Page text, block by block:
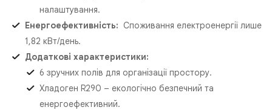
налаштування.
Енергоефективність: Споживання електроенергії лише
1,82 кВт/день.
Додаткові характеристики:
6 зручних полів для організації простору.
Хладоген R290 – екологічно безпечний та
енергоефективний.